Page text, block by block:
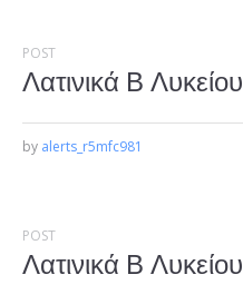
POST
Λατινικά Β Λυκείου
by alerts_r5mfc981
POST
Λατινικά Β Λυκείου